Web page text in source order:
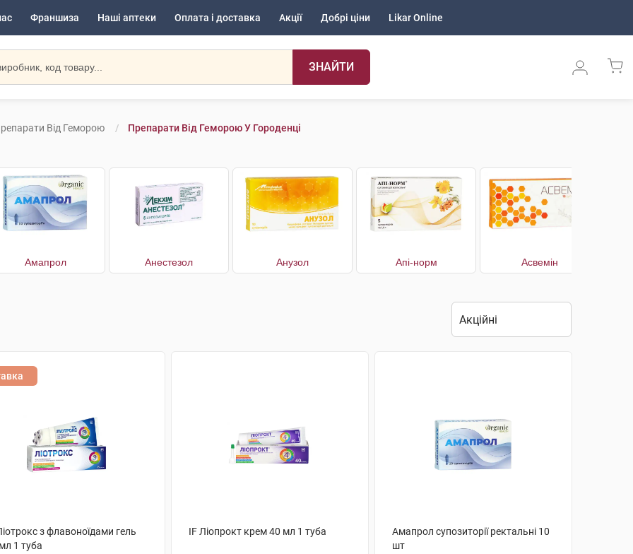
Франшиза Наші аптеки Оплата і доставка Акції Добрі ціни Likar Online
ЗНАЙТИ
Від Геморою Препарати Від Геморою У Городенці
Амапрол Анестезол Анузол Апі-норм Асвемін
з флавоноїдами гель
1 туба
IF Ліопрокт крем 40 мл 1 туба
Амапрол супозиторії ректальні 10
шт